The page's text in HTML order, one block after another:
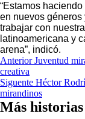
“Estamos
en nuevos
trabajar con
latinoamericana y
arena”, indicó.
Navegación
de
entradas
AnteriorJuventud
creativa
Siguente Héctor
mirandinos
Más historias